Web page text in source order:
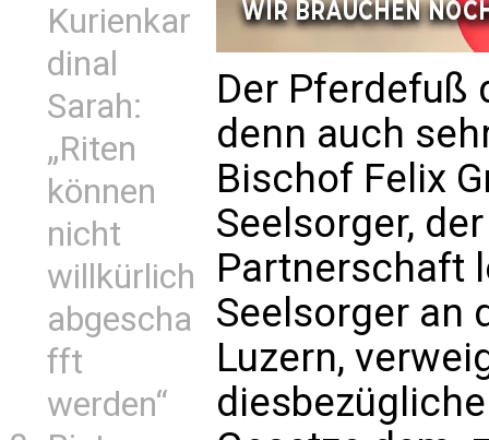
Kurienkar
dinal
Sarah:
„Riten
können
nicht
willkürlich
abgescha
fft
werden“
Der Pferdefuß
denn auch
Bischof Felix
Seelsorger,
Partnerschaft
Seelsorger an
Luzern,